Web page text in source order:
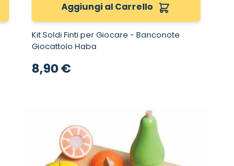
Aggiungi al Carrello
Kit Soldi Finti per Giocare - Banconote
Giocattolo Haba
8,90 €